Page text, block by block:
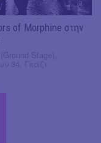
of Morphine στην